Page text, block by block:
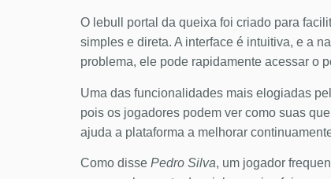
O lebull portal da queixa foi criado para
simples e direta. A interface é intuitiva, e a
problema, ele pode rapidamente acessar o
Uma das funcionalidades mais elogiadas
pois os jogadores podem ver como suas
ajuda a plataforma a melhorar
Como disse Pedro Silva, um jogador